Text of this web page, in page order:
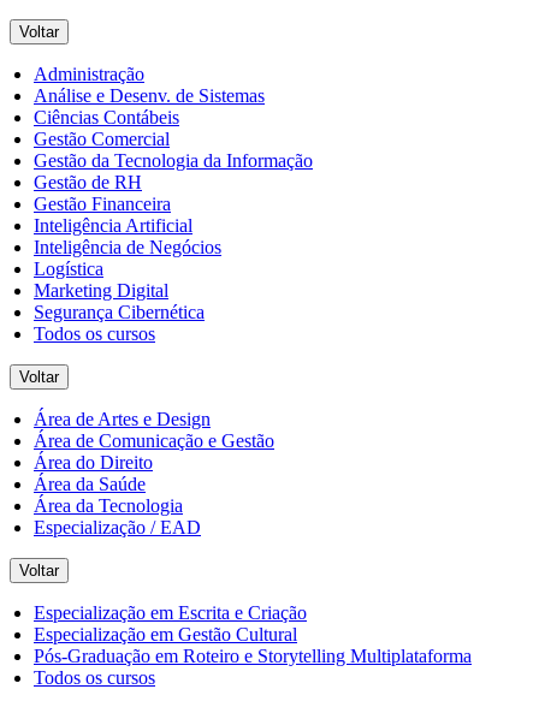
Voltar
Administração
Análise e Desenv. de Sistemas
Ciências Contábeis
Gestão Comercial
Gestão da Tecnologia da Informação
Gestão de RH
Gestão Financeira
Inteligência Artificial
Inteligência de Negócios
Logística
Marketing Digital
Segurança Cibernética
Todos os cursos
Voltar
Área de Artes e Design
Área de Comunicação e Gestão
Área do Direito
Área da Saúde
Área da Tecnologia
Especialização / EAD
Voltar
Especialização em Escrita e Criação
Especialização em Gestão Cultural
Pós-Graduação em Roteiro e Storytelling Multiplataforma
Todos os cursos